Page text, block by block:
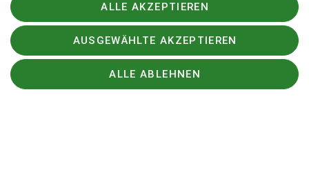
mehr erfahrenALLE AKZEPTIEREN
AUSGEWÄHLTE AKZEPTIEREN
ALLE ABLEHNEN